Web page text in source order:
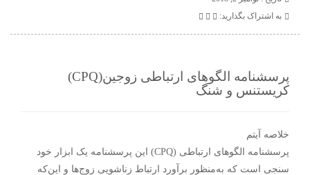
به اشتراک بگذارید:
پرسشنامه الگوهای ارتباطی زوجین(CPQ)
کریستنس و شنگ
خلاصه آیتم
پرسشنامه الگوهای ارتباطی (CPQ) این پرسشنامه یک ابزار خود
سنجی است که به‌منظور برآورد ارتباط زناشویی زوج‌ها و این‌که